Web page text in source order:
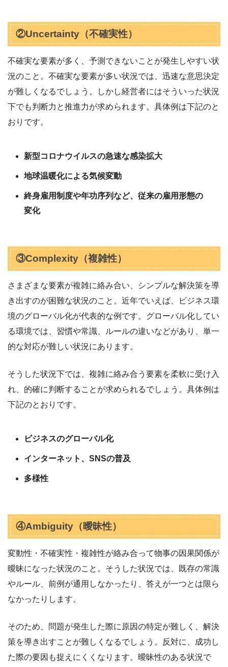
②Uncertainty（不確実性）
不確実な要素が多く、予測できないことが発生しやすい状
況のこと。不確実な要素が多い状況では、迅速な意思決定
が難しくなるでしょう。しかし経営者にはそういった状況
下でも判断力と推進力が求められます。具体例は下記のと
おりです。
新型コロナウイルスの急速な感染拡大
地球温暖化による気候変動
終身雇用制度や年功序列など、従来の雇用形態の
変化
③Complexity（複雑性）
さまざまな要素が複雑に絡み合い、シンプルな解決策を導
き出すのが困難な状況のこと。近年でいえば、ビジネス環
境のグローバル化が代表的な例です。グローバル化してい
る環境では、習慣や常識、ルールの違いなどがあり、単一
的な対応が難しい状況にあります。
そうした状況下では、複雑に絡み合う要素を柔軟に受け入
れ、的確に判断することが求められるでしょう。具体例は
下記のとおりです。
ビジネスのグローバル化
インターネット、SNSの普及
多様性
④Ambiguity（曖昧性）
変動性・不確実性・複雑性が絡み合って物事の因果関係が
曖昧になった状況のこと。そうした状況では、既存の常識
やルール、前例が通用しなかったり、答えが一つとは限ら
なかったりします。
そのため、問題が発生した際に原因の特定が難しく、解決
策を導き出すことが難しくなるでしょう。反対に、成功し
た際の要因も捉えにくくなります。曖昧性のある状況で